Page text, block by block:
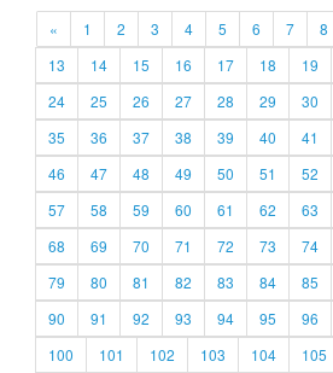
« 1 2 3 4 5 6 7 8
13
14 15 16 17 18 19
24
25 26 27 28 29 30
35
36 37 38 39 40 41
46
47 48 49 50 51 52
57
58 59 60 61 62 63
68
69 70 71 72 73 74
79
80 81 82 83 84 85
90
91 92 93 94 95 96
100
101 102 103 104 105